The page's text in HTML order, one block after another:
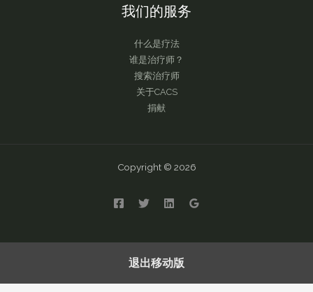
我们的服务
什么是疗法
谁是治疗师？
搜索治疗师
关于CACS
捐献
Copyright © 2026
退出移动版
English 繁體中文